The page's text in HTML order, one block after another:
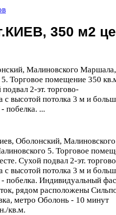
350 м2
Малиновского
Торговое помещение 350
2-эт. торгово-
с высотой потолка 3 м и
побелка. ...
Оболонский, Малиновского
5. Торговое
Сухой подвал 2-эт.
с высотой потолка 3 м и
побелка. Индивидуальный
рядом расположены
метро Оболонь - 10 минут
кв.м.